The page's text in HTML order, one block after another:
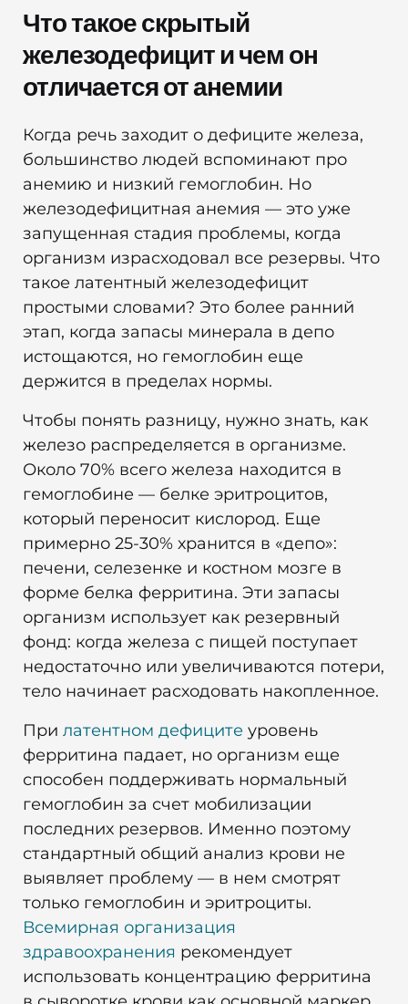
Что такое скрытый
железодефицит и чем он
отличается от анемии
Когда речь заходит о дефиците железа,
большинство людей вспоминают про
анемию и низкий гемоглобин. Но
железодефицитная анемия — это уже
запущенная стадия проблемы, когда
организм израсходовал все резервы. Что
такое латентный железодефицит
простыми словами? Это более ранний
этап, когда запасы минерала в депо
истощаются, но гемоглобин еще
держится в пределах нормы.
Чтобы понять разницу, нужно знать, как
железо распределяется в организме.
Около 70% всего железа находится в
гемоглобине — белке эритроцитов,
который переносит кислород. Еще
примерно 25-30% хранится в «депо»:
печени, селезенке и костном мозге в
форме белка ферритина. Эти запасы
организм использует как резервный
фонд: когда железа с пищей поступает
недостаточно или увеличиваются потери,
тело начинает расходовать накопленное.
При латентном дефиците уровень
ферритина падает, но организм еще
способен поддерживать нормальный
гемоглобин за счет мобилизации
последних резервов. Именно поэтому
стандартный общий анализ крови не
выявляет проблему — в нем смотрят
только гемоглобин и эритроциты.
Всемирная организация
здравоохранения рекомендует
использовать концентрацию ферритина